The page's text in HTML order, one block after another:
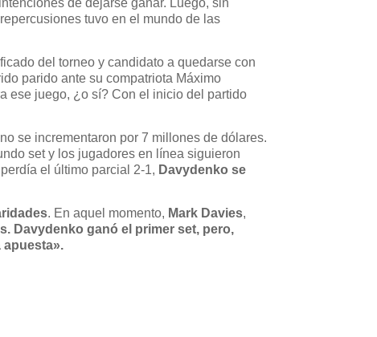
de dejarse ganar. Luego, sin
tuvo en el mundo de las
del torneo y candidato a quedarse con
parido ante su compatriota Máximo
ese juego, ¿o sí? Con el inicio del partido
se incrementaron por 7 millones de dólares.
set y los jugadores en línea siguieron
el último parcial 2-1, Davydenko se
. En aquel momento, Mark Davies,
Davydenko ganó el primer set, pero,
apuesta».